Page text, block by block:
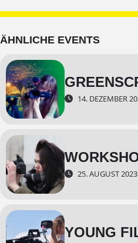
ÄHNLICHE EVENTS
14. DEZEMBER
25. AUGUST
YOUNG